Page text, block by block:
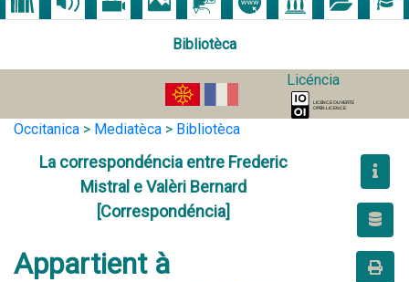
Bibliotèca
Licéncia
Occitanica > Mediatèca > Bibliotèca
La correspondéncia entre Frederic
Mistral e Valèri Bernard
[Correspondéncia]
Appartient à